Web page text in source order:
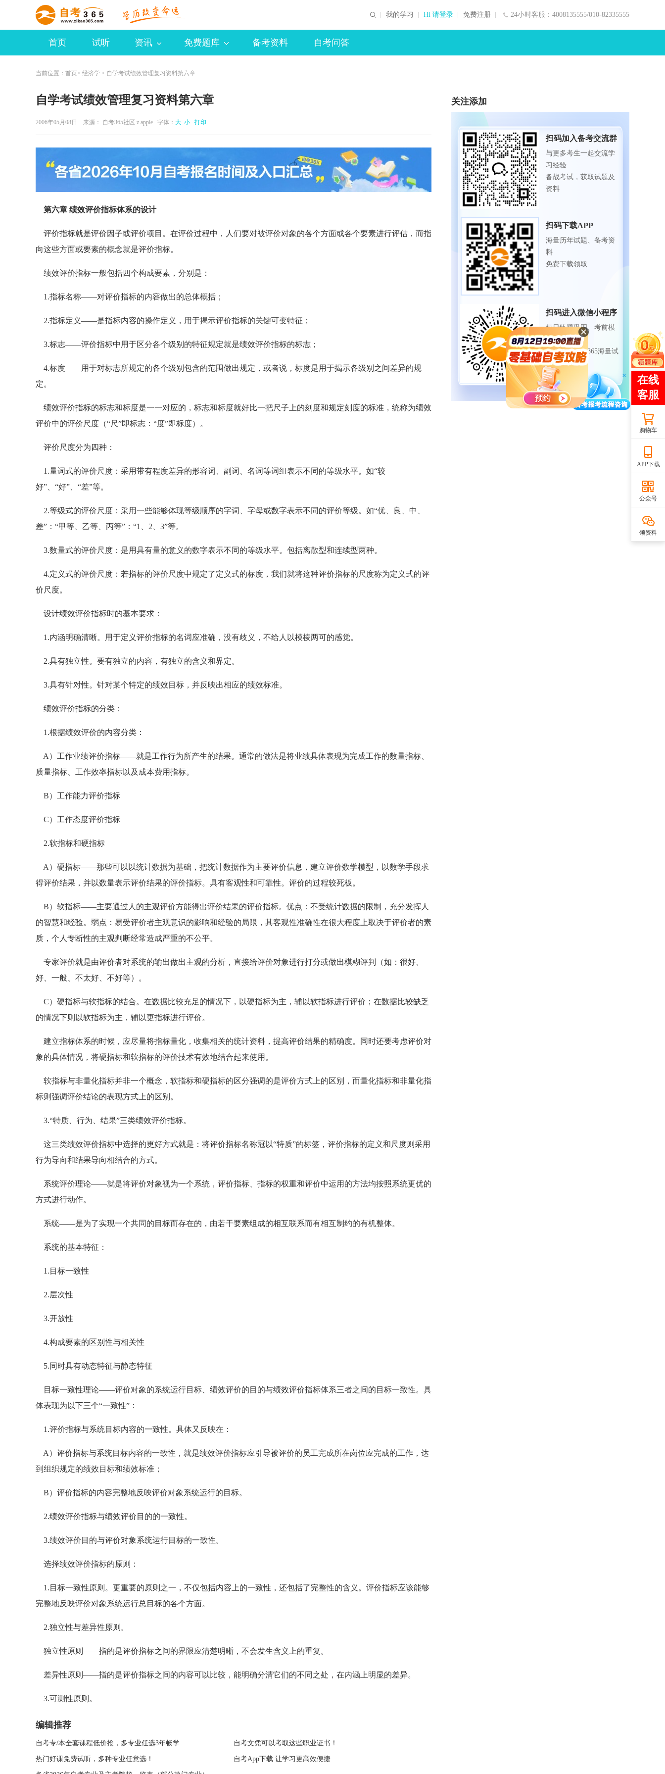
24小时客服：4008135555/010-82335555
我的学习 Hi 请登录 免费注册
首页 试听 资讯 免费题库 备考资料 自考问答
当前位置： 首页> 经济学 > 自学考试绩效管理复习资料第六章
自学考试绩效管理复习资料第六章
2006年05月08日 来源： 自考365社区 z.apple 字体： 大 小 打印
第六章 绩效评价指标体系的设计
评价指标就是评价因子或评价项目。在评价过程中，人们要对被评价对象的各个方面或各个要素进行评估，而指
向这些方面或要素的概念就是评价指标。
绩效评价指标一般包括四个构成要素，分别是：
1.指标名称——对评价指标的内容做出的总体概括；
2.指标定义——是指标内容的操作定义，用于揭示评价指标的关键可变特征；
3.标志——评价指标中用于区分各个级别的特征规定就是绩效评价指标的标志；
4.标度——用于对标志所规定的各个级别包含的范围做出规定，或者说，标度是用于揭示各级别之间差异的规
定。
绩效评价指标的标志和标度是一一对应的，标志和标度就好比一把尺子上的刻度和规定刻度的标准，统称为绩效
评价中的评价尺度（“尺”即标志：“度”即标度）。
评价尺度分为四种：
1.量词式的评价尺度：采用带有程度差异的形容词、副词、名词等词组表示不同的等级水平。如“较
好”、“好”、“差”等。
2.等级式的评价尺度：采用一些能够体现等级顺序的字词、字母或数字表示不同的评价等级。如“优、良、中、
差”：“甲等、乙等、丙等”：“1、2、3”等。
3.数量式的评价尺度：是用具有量的意义的数字表示不同的等级水平。包括离散型和连续型两种。
4.定义式的评价尺度：若指标的评价尺度中规定了定义式的标度，我们就将这种评价指标的尺度称为定义式的评
价尺度。
设计绩效评价指标时的基本要求：
1.内涵明确清晰。用于定义评价指标的名词应准确，没有歧义，不给人以模棱两可的感觉。
2.具有独立性。要有独立的内容，有独立的含义和界定。
3.具有针对性。针对某个特定的绩效目标，并反映出相应的绩效标准。
绩效评价指标的分类：
1.根据绩效评价的内容分类：
A）工作业绩评价指标——就是工作行为所产生的结果。通常的做法是将业绩具体表现为完成工作的数量指标、
质量指标、工作效率指标以及成本费用指标。
B）工作能力评价指标
C）工作态度评价指标
2.软指标和硬指标
A）硬指标——那些可以以统计数据为基础，把统计数据作为主要评价信息，建立评价数学模型，以数学手段求
得评价结果，并以数量表示评价结果的评价指标。具有客观性和可靠性。评价的过程较死板。
B）软指标——主要通过人的主观评价方能得出评价结果的评价指标。优点：不受统计数据的限制，充分发挥人
的智慧和经验。弱点：易受评价者主观意识的影响和经验的局限，其客观性准确性在很大程度上取决于评价者的素
质，个人专断性的主观判断经常造成严重的不公平。
专家评价就是由评价者对系统的输出做出主观的分析，直接给评价对象进行打分或做出模糊评判（如：很好、
好、一般、不太好、不好等）。
C）硬指标与软指标的结合。在数据比较充足的情况下，以硬指标为主，辅以软指标进行评价；在数据比较缺乏
的情况下则以软指标为主，辅以更指标进行评价。
建立指标体系的时候，应尽量将指标量化，收集相关的统计资料，提高评价结果的精确度。同时还要考虑评价对
象的具体情况，将硬指标和软指标的评价技术有效地结合起来使用。
软指标与非量化指标并非一个概念，软指标和硬指标的区分强调的是评价方式上的区别，而量化指标和非量化指
标则强调评价结论的表现方式上的区别。
3.“特质、行为、结果”三类绩效评价指标。
这三类绩效评价指标中选择的更好方式就是：将评价指标名称冠以“特质”的标签，评价指标的定义和尺度则采用
行为导向和结果导向相结合的方式。
系统评价理论——就是将评价对象视为一个系统，评价指标、指标的权重和评价中运用的方法均按照系统更优的
方式进行动作。
系统——是为了实现一个共同的目标而存在的，由若干要素组成的相互联系而有相互制约的有机整体。
系统的基本特征：
1.目标一致性
2.层次性
3.开放性
4.构成要素的区别性与相关性
5.同时具有动态特征与静态特征
目标一致性理论——评价对象的系统运行目标、绩效评价的目的与绩效评价指标体系三者之间的目标一致性。具
体表现为以下三个“一致性”：
1.评价指标与系统目标内容的一致性。具体又反映在：
A）评价指标与系统目标内容的一致性，就是绩效评价指标应引导被评价的员工完成所在岗位应完成的工作，达
到组织规定的绩效目标和绩效标准；
B）评价指标的内容完整地反映评价对象系统运行的目标。
2.绩效评价指标与绩效评价目的的一致性。
3.绩效评价目的与评价对象系统运行目标的一致性。
选择绩效评价指标的原则：
1.目标一致性原则。更重要的原则之一，不仅包括内容上的一致性，还包括了完整性的含义。评价指标应该能够
完整地反映评价对象系统运行总目标的各个方面。
2.独立性与差异性原则。
独立性原则——指的是评价指标之间的界限应清楚明晰，不会发生含义上的重复。
差异性原则——指的是评价指标之间的内容可以比较，能明确分清它们的不同之处，在内涵上明显的差异。
3.可测性原则。
编辑推荐
自考专/本全套课程低价抢，多专业任选3年畅学 自考文凭可以考取这些职业证书！
热门好课免费试听，多种专业任意选！ 自考App下载 让学习更高效便捷
关注添加
扫码加入备考交流群
与更多考生一起交流学
习经验
备战考试，获取试题及
资料
扫码下载APP
海量历年试题、备考资
料
免费下载领取
扫码进入微信小程序
每日练题巩固、考前模
拟实战
免费体验自考365海量试
题
购物车
APP下载
公众号
领资料